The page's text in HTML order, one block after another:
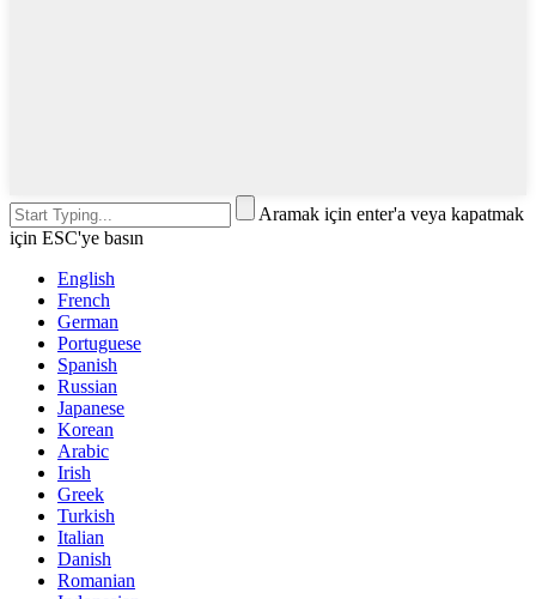
Aramak için enter'a veya kapatmak
için ESC'ye basın
English
French
German
Portuguese
Spanish
Russian
Japanese
Korean
Arabic
Irish
Greek
Turkish
Italian
Danish
Romanian